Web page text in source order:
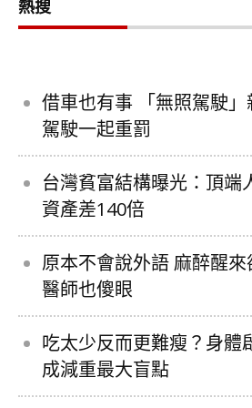
熱搜
借車也有事 「無照駕駛」
駕駛一起重罰
台灣貧富結構曝光：頂端
資產差140倍
原本不會說外語 麻醉醒來
醫師也傻眼
吃太少反而更難瘦？身體
成減重最大盲點